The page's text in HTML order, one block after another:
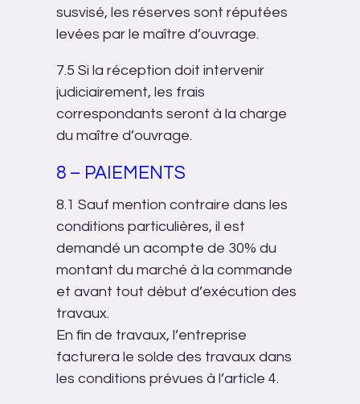
susvisé, les réserves sont réputées
levées par le maître d’ouvrage.
7.5 Si la réception doit intervenir
judiciairement, les frais
correspondants seront à la charge
du maître d’ouvrage.
8 – PAIEMENTS
8.1 Sauf mention contraire dans les
conditions particulières, il est
demandé un acompte de 30% du
montant du marché à la commande
et avant tout début d’exécution des
travaux.
En fin de travaux, l’entreprise
facturera le solde des travaux dans
les conditions prévues à l’article 4.